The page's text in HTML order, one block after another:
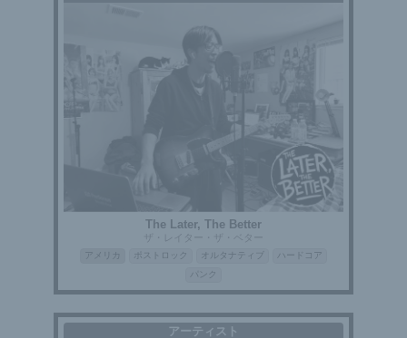
The Later, The Better
ザ・レイター・ザ・ベター
アメリカ ポストロック オルタナティブ
ハードコア
パンク
アーティスト